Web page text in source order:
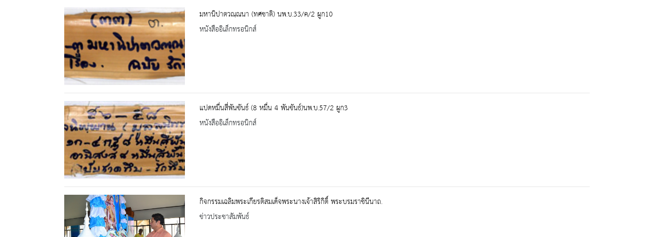
มหานิปาตวณฺณนา (ทศชาติ) นพ.บ.33/ค/2 ผูก10
หนังสืออิเล็กทรอนิกส์
แปดหมื่นสี่พันขันธ์ (8 หมื่น 4 พันขันธ์)นพ.บ.57/2 ผูก3
หนังสืออิเล็กทรอนิกส์
กิจกรรมเฉลิมพระเกียรติสมเด็จพระนางเจ้าสิริกิติ์ พระบรมราชินีนาถ.
ข่าวประชาสัมพันธ์